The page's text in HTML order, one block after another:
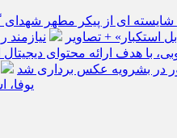
شایسته ای از پیکر مطهر شهدای
نیازمند
هدف ارائه محتوای دیجیتال
بور در بشرویه عکس برداری شد
یوفا،